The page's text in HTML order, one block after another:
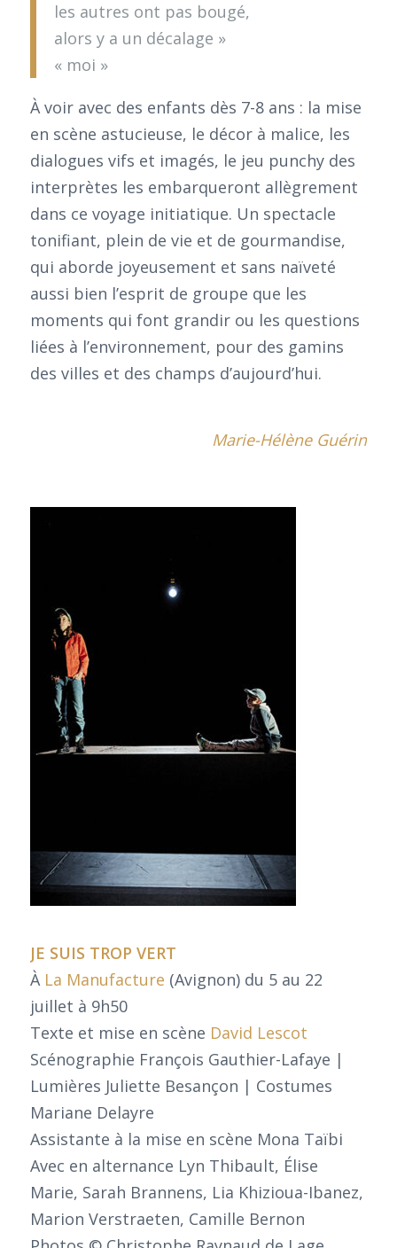
les autres ont pas bougé,
alors y a un décalage »
« moi »
À voir avec des enfants dès 7-8 ans : la mise
en scène astucieuse, le décor à malice, les
dialogues vifs et imagés, le jeu punchy des
interprètes les embarqueront allègrement
dans ce voyage initiatique. Un spectacle
tonifiant, plein de vie et de gourmandise,
qui aborde joyeusement et sans naïveté
aussi bien l’esprit de groupe que les
moments qui font grandir ou les questions
liées à l’environnement, pour des gamins
des villes et des champs d’aujourd’hui.
Marie-Hélène Guérin
JE SUIS TROP VERT
À La Manufacture (Avignon) du 5 au 22
juillet à 9h50
Texte et mise en scène David Lescot
Scénographie François Gauthier-Lafaye |
Lumières Juliette Besançon | Costumes
Mariane Delayre
Assistante à la mise en scène Mona Taïbi
Avec en alternance Lyn Thibault, Élise
Marie, Sarah Brannens, Lia Khizioua-Ibanez,
Marion Verstraeten, Camille Bernon